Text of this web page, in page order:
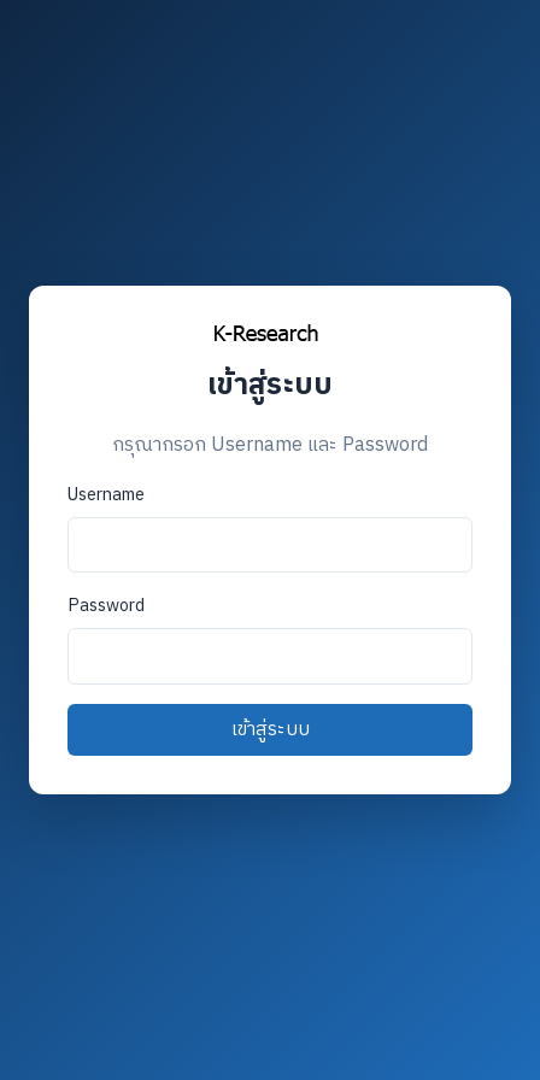
เข้าสู่ระบบ
กรุณากรอก Username และ Password
Username
Password
เข้าสู่ระบบ